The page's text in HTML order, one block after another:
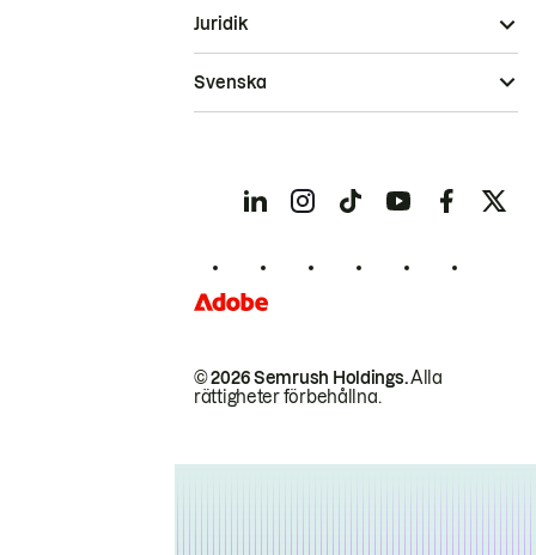
© 2026 Semrush Holdings.Alla
rättigheter förbehållna.
Juridik
Svenska